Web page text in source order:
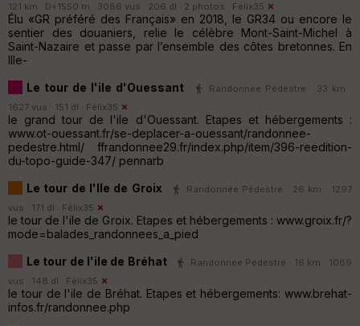
121 km · D+1550 m · 3086 vus · 206 dl · 2 photos · Félix35
Élu «GR préféré des Français» en 2018, le GR34 ou encore le
sentier des douaniers, relie le célèbre Mont-Saint-Michel à
Saint-Nazaire et passe par l’ensemble des côtes bretonnes. En
Ille-
Le tour de l'ile d'Ouessant
Randonnée Pédestre · 33 km ·
1627 vus · 151 dl · Félix35
le grand tour de l'ile d'Ouessant. Etapes et hébergements :
www.ot-ouessant.fr/se-deplacer-a-ouessant/randonnee-
pedestre.html/ ffrandonnee29.fr/index.php/item/396-reedition-
du-topo-guide-347/ pennarb
Le tour de l'Ile de Groix
Randonnée Pédestre · 26 km · 1297
vus · 171 dl · Félix35
le tour de l'ile de Groix. Etapes et hébergements : www.groix.fr/?
mode=balades_randonnees_a_pied
Le tour de l'ile de Bréhat
Randonnée Pédestre · 16 km · 1069
vus · 148 dl · Félix35
le tour de l'ile de Bréhat. Etapes et hébergements: www.brehat-
infos.fr/randonnee.php